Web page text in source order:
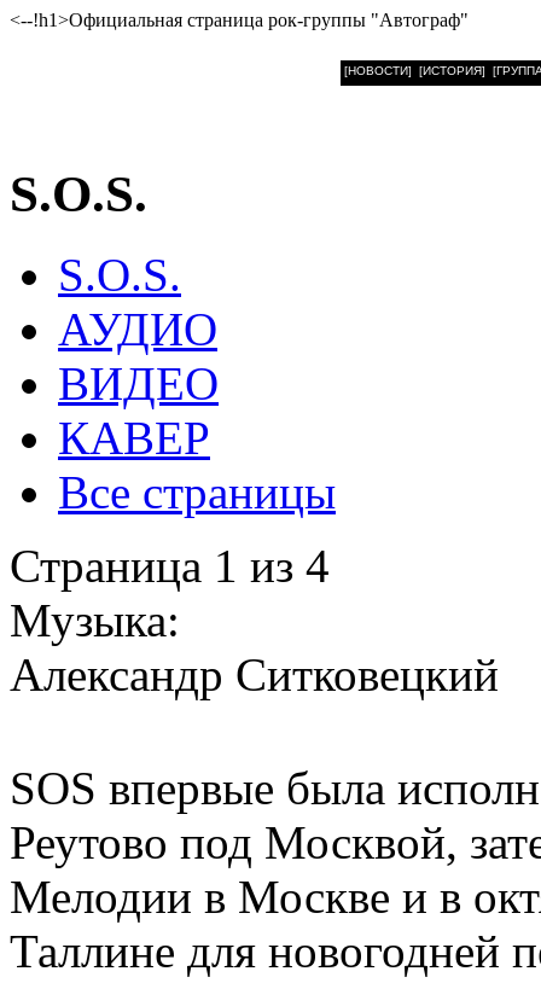
<--!h1>Официальная страница рок-группы "Автограф"
[НОВОСТИ] [ИСТОРИЯ]
S.O.S.
S.O.S.
АУДИО
ВИДЕО
КАВЕР
Все страницы
Страница 1 из 4
Музыка:
Александр Ситковецкий
SOS впервые была
Реутово под Москвой,
Мелодии в Москве и в
Таллине для новогодней